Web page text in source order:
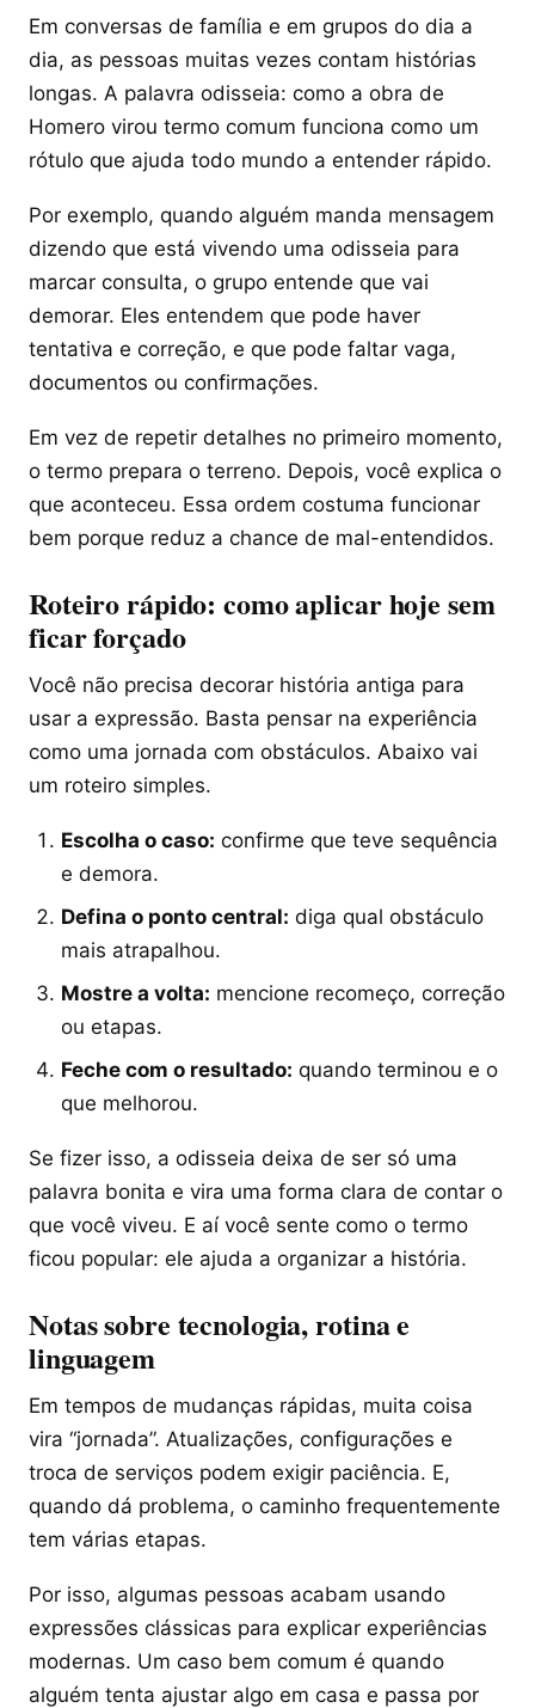
Em conversas de família e em grupos do dia a
dia, as pessoas muitas vezes contam histórias
longas. A palavra odisseia: como a obra de
Homero virou termo comum funciona como um
rótulo que ajuda todo mundo a entender rápido.
Por exemplo, quando alguém manda mensagem
dizendo que está vivendo uma odisseia para
marcar consulta, o grupo entende que vai
demorar. Eles entendem que pode haver
tentativa e correção, e que pode faltar vaga,
documentos ou confirmações.
Em vez de repetir detalhes no primeiro momento,
o termo prepara o terreno. Depois, você explica o
que aconteceu. Essa ordem costuma funcionar
bem porque reduz a chance de mal-entendidos.
Roteiro rápido: como aplicar hoje sem
ficar forçado
Você não precisa decorar história antiga para
usar a expressão. Basta pensar na experiência
como uma jornada com obstáculos. Abaixo vai
um roteiro simples.
Escolha o caso: confirme que teve sequência
e demora.
Defina o ponto central: diga qual obstáculo
mais atrapalhou.
Mostre a volta: mencione recomeço, correção
ou etapas.
Feche com o resultado: quando terminou e o
que melhorou.
Se fizer isso, a odisseia deixa de ser só uma
palavra bonita e vira uma forma clara de contar o
que você viveu. E aí você sente como o termo
ficou popular: ele ajuda a organizar a história.
Notas sobre tecnologia, rotina e
linguagem
Em tempos de mudanças rápidas, muita coisa
vira “jornada”. Atualizações, configurações e
troca de serviços podem exigir paciência. E,
quando dá problema, o caminho frequentemente
tem várias etapas.
Por isso, algumas pessoas acabam usando
expressões clássicas para explicar experiências
modernas. Um caso bem comum é quando
alguém tenta ajustar algo em casa e passa por